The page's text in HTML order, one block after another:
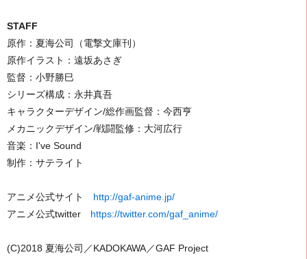
STAFF
原作：夏海公司（電撃文庫刊）
原作イラスト：遠坂あさぎ
監督：小野勝巳
シリーズ構成：永井真吾
キャラクターデザイン/総作画監督：今西亨
メカニックデザイン/戦闘監修：大河広行
音楽：I've Sound
制作：サテライト
アニメ公式サイト http://gaf-anime.jp/
アニメ公式twitter https://twitter.com/gaf_anime/
(C)2018 夏海公司／KADOKAWA／GAF Project